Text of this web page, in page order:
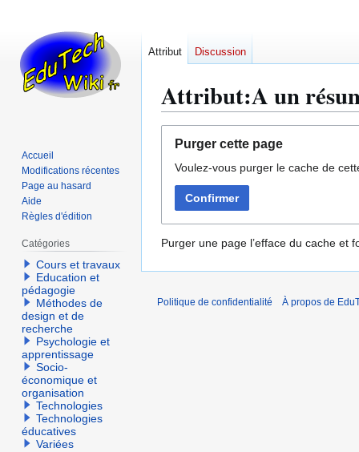
Attribut:A un
navigation
recherche
Purger cette page
Voulez-vous purger le cache de
Confirmer
Purger une page l’efface du cache et
Attribut Discussion
Accueil
Modifications récentes
Page au hasard
Aide
Règles d'édition
Catégories
Cours et travaux
Education et
pédagogie
Méthodes de
design et de
recherche
Psychologie et
apprentissage
Socio-
économique et
organisation
Technologies
Technologies
éducatives
Variées
Politique de confidentialité À propos de